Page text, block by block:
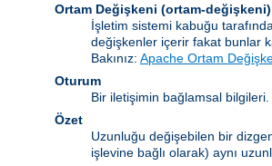
Ortam Değişkeni (ortam-değişkeni)
İşletim sistemi kabuğu
değişkenler içerir fakat bunlar
Bakınız: Apache Ortam
Oturum
Bir iletişimin bağlamsal bilgileri.
Özet
Uzunluğu değişebilen bir
işlevine bağlı olarak) aynı